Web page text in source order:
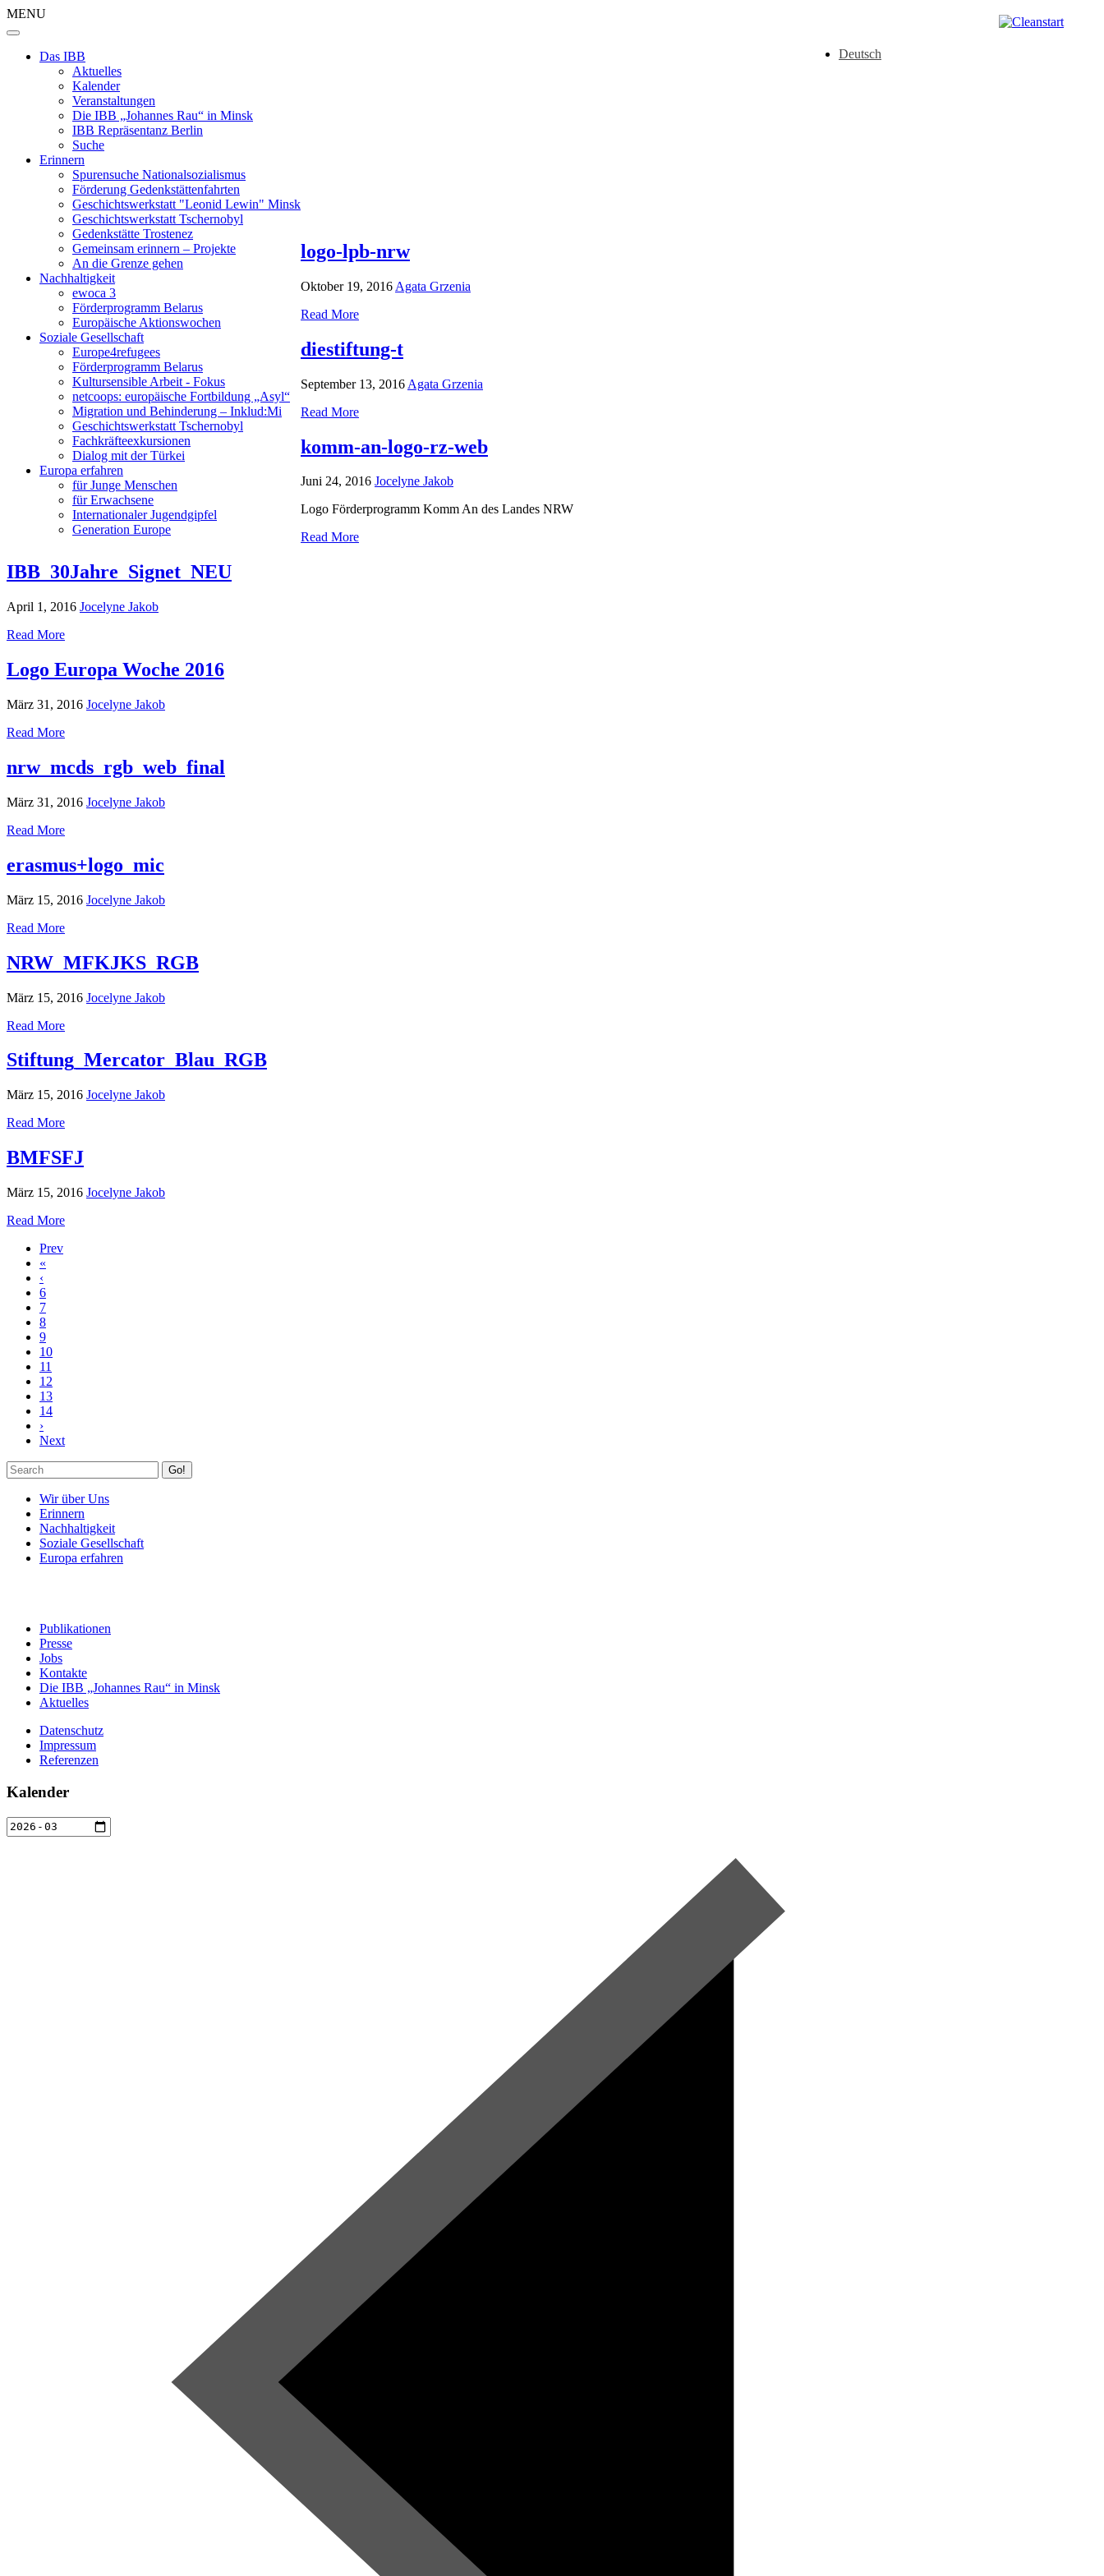
Deutsch
MENU
Das IBB
Aktuelles
Kalender
Veranstaltungen
Die IBB „Johannes Rau“ in Minsk
IBB Repräsentanz Berlin
Suche
Erinnern
Spurensuche Nationalsozialismus
Förderung Gedenkstättenfahrten
Geschichtswerkstatt "Leonid Lewin" Minsk
Geschichtswerkstatt Tschernobyl
Gedenkstätte Trostenez
Gemeinsam erinnern – Projekte
An die Grenze gehen
Nachhaltigkeit
ewoca 3
Förderprogramm Belarus
Europäische Aktionswochen
Soziale Gesellschaft
Europe4refugees
Förderprogramm Belarus
Kultursensible Arbeit - Fokus
netcoops: europäische Fortbildung „Asyl“
Migration und Behinderung – Inklud:Mi
Geschichtswerkstatt Tschernobyl
Fachkräfteexkursionen
Dialog mit der Türkei
Europa erfahren
für Junge Menschen
für Erwachsene
Internationaler Jugendgipfel
Generation Europe
logo-lpb-nrw
Oktober 19, 2016 Agata Grzenia
Read More
diestiftung-t
September 13, 2016 Agata Grzenia
Read More
komm-an-logo-rz-web
Juni 24, 2016 Jocelyne Jakob
Logo Förderprogramm Komm An des Landes NRW
Read More
IBB_30Jahre_Signet_NEU
April 1, 2016 Jocelyne Jakob
Read More
Logo Europa Woche 2016
März 31, 2016 Jocelyne Jakob
Read More
nrw_mcds_rgb_web_final
März 31, 2016 Jocelyne Jakob
Read More
erasmus+logo_mic
März 15, 2016 Jocelyne Jakob
Read More
NRW_MFKJKS_RGB
März 15, 2016 Jocelyne Jakob
Read More
Stiftung_Mercator_Blau_RGB
März 15, 2016 Jocelyne Jakob
Read More
BMFSFJ
März 15, 2016 Jocelyne Jakob
Read More
Prev
«
‹
6
7
8
9
10
11
12
13
14
›
Next
Go!
Wir über Uns
Erinnern
Nachhaltigkeit
Soziale Gesellschaft
Europa erfahren
Publikationen
Presse
Jobs
Kontakte
Die IBB „Johannes Rau“ in Minsk
Aktuelles
Datenschutz
Impressum
Referenzen
Kalender